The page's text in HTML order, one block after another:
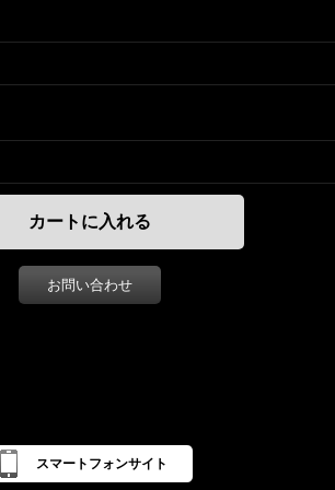
お問い合わせ
スマートフォンサイト